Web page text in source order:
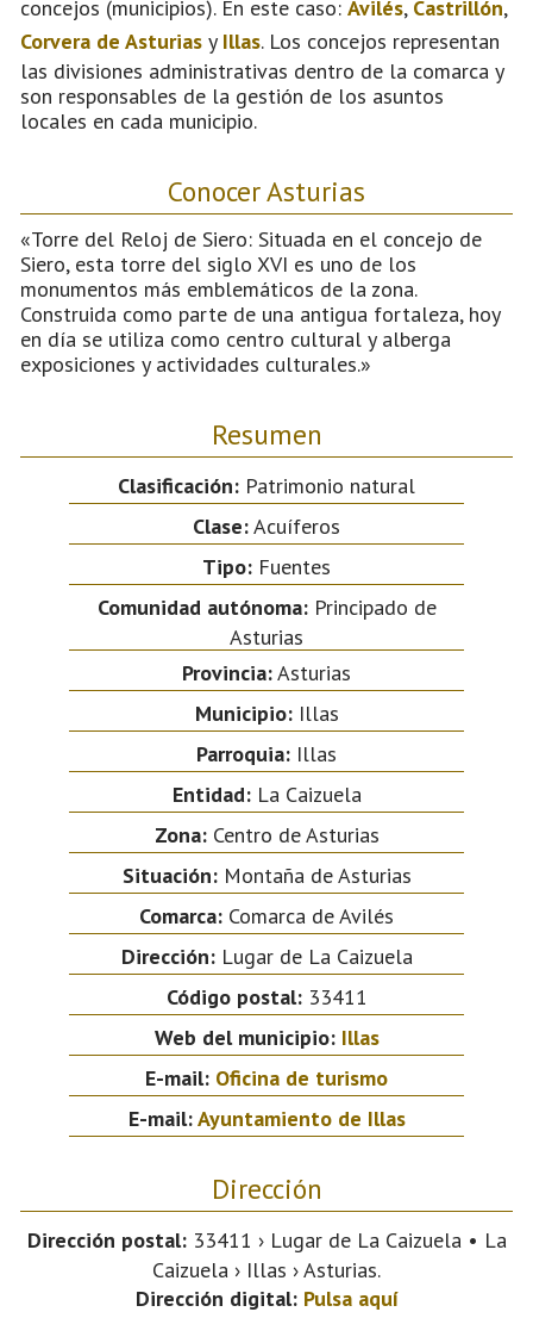
concejos (municipios). En este caso: Avilés, Castrillón,
Corvera de Asturias y Illas. Los concejos representan
las divisiones administrativas dentro de la comarca y
son responsables de la gestión de los asuntos
locales en cada municipio.
Conocer Asturias
«Torre del Reloj de Siero: Situada en el concejo de
Siero, esta torre del siglo XVI es uno de los
monumentos más emblemáticos de la zona.
Construida como parte de una antigua fortaleza, hoy
en día se utiliza como centro cultural y alberga
exposiciones y actividades culturales.»
Resumen
Clasificación: Patrimonio natural
Clase:Acuíferos
Tipo: Fuentes
Comunidad autónoma:Principado de
Asturias
Provincia:Asturias
Municipio:Illas
Parroquia: Illas
Entidad:La Caizuela
Zona:Centro de Asturias
Situación:Montaña de Asturias
Comarca: Comarca de Avilés
Dirección:Lugar de La Caizuela
Código postal:33411
Web del municipio: Illas
E-mail: Oficina de turismo
E-mail:Ayuntamiento de Illas
Dirección
Dirección postal:33411 › Lugar de La Caizuela • La
Caizuela › Illas › Asturias.
Dirección digital: Pulsa aquí